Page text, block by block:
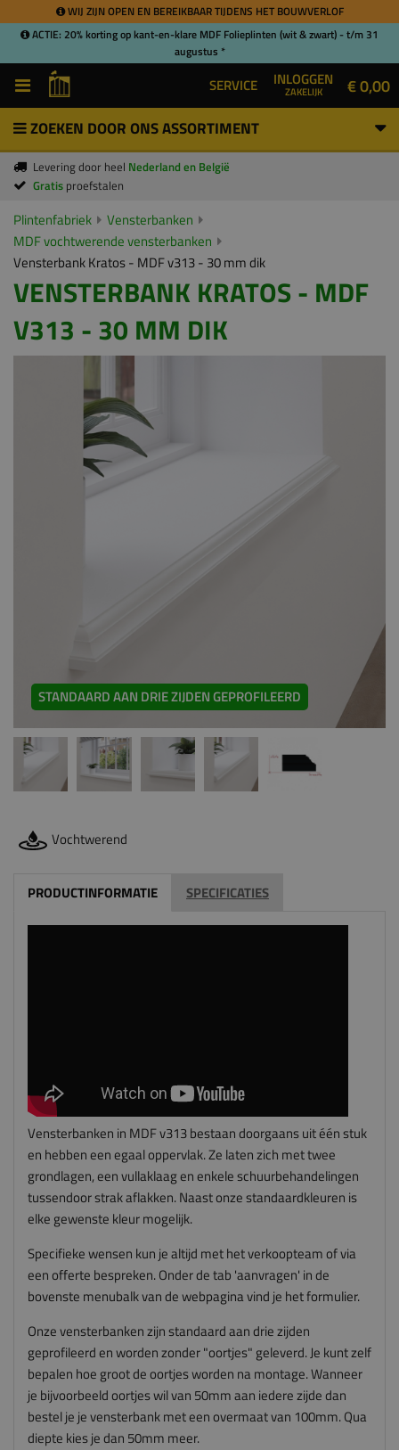
WIJ ZIJN OPEN EN BEREIKBAAR TIJDENS HET BOUWVERLOF
ACTIE: 20% korting op kant-en-klare MDF Folieplinten (wit & zwart) - t/m 31
augustus *
SERVICE INLOGGEN
ZAKELIJK € 0,00
ZOEKEN DOOR ONS ASSORTIMENT
Levering door heel Nederland en België
Gratis proefstalen
Plintenfabriek
Vensterbanken
MDF vochtwerende vensterbanken
Vensterbank Kratos - MDF v313 - 30 mm dik
VENSTERBANK KRATOS - MDF
V313 - 30 MM DIK
STANDAARD AAN DRIE ZIJDEN GEPROFILEERD
Vochtwerend
PRODUCTINFORMATIE SPECIFICATIES
Vensterbanken in MDF v313 bestaan doorgaans uit één stuk
en hebben een egaal oppervlak. Ze laten zich met twee
grondlagen, een vullaklaag en enkele schuurbehandelingen
tussendoor strak aflakken. Naast onze standaardkleuren is
elke gewenste kleur mogelijk.
Specifieke wensen kun je altijd met het verkoopteam of via
een offerte bespreken. Onder de tab 'aanvragen' in de
bovenste menubalk van de webpagina vind je het formulier.
Onze vensterbanken zijn standaard aan drie zijden
geprofileerd en worden zonder "oortjes" geleverd. Je kunt zelf
bepalen hoe groot de oortjes worden na montage. Wanneer
je bijvoorbeeld oortjes wil van 50mm aan iedere zijde dan
bestel je je vensterbank met een overmaat van 100mm. Qua
diepte kies je dan 50mm meer.